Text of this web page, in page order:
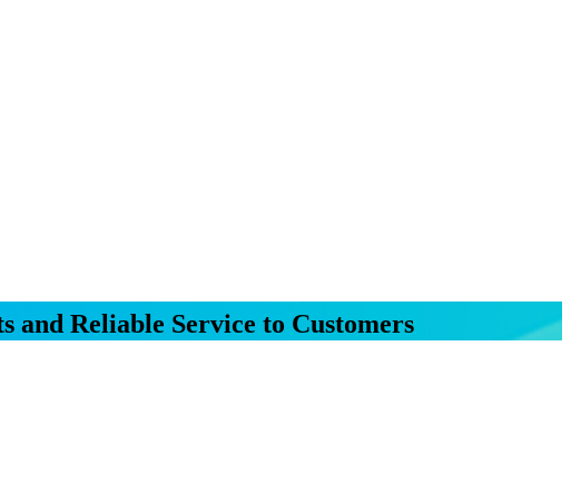
and Reliable Service to Customers